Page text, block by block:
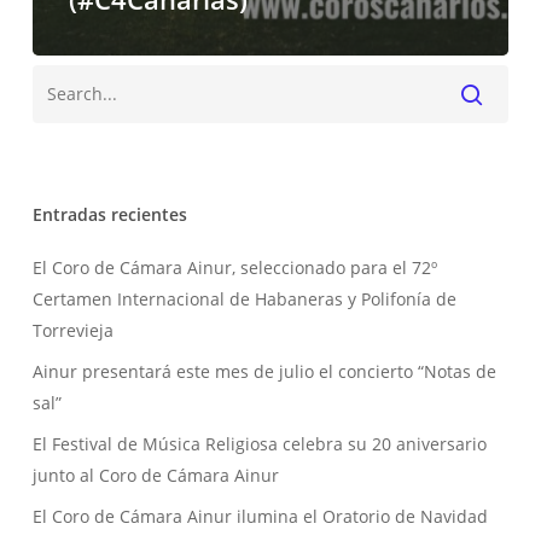
Entradas recientes
El Coro de Cámara Ainur, seleccionado para el 72º
Certamen Internacional de Habaneras y Polifonía de
Torrevieja
Ainur presentará este mes de julio el concierto “Notas de
sal”
El Festival de Música Religiosa celebra su 20 aniversario
junto al Coro de Cámara Ainur
El Coro de Cámara Ainur ilumina el Oratorio de Navidad